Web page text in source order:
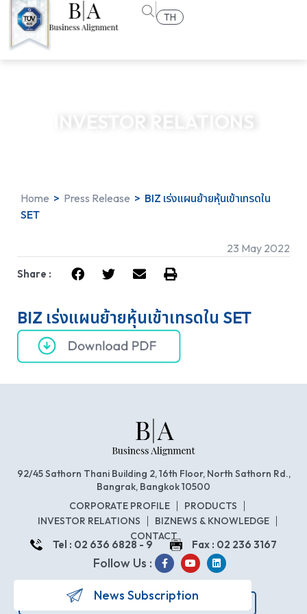
TH
INVESTOR RELATIONS
Home > Press Release > BIZ เร่งแผนย้ายหุ้นเข้าเทรดใน
SET
23 May 2022
Share :
BIZ เร่งแผนย้ายหุ้นเข้าเทรดใน SET
92/45 Sathorn Thani Building 2, 16th Floor, North Sathorn Rd.,
Bangrak, Bangkok 10500
CORPORATE PROFILE
PRODUCTS
INVESTOR RELATIONS
BIZNEWS & KNOWLEDGE
CONTACT
Tel : 02 636 6828 - 9 Fax : 02 236 3167
Follow Us :
News Subscription